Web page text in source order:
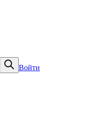
Войти